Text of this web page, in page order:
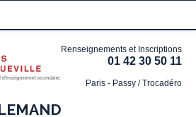
Renseignements et Inscriptions
01 42 30 50 11
Paris - Passy / Trocadéro